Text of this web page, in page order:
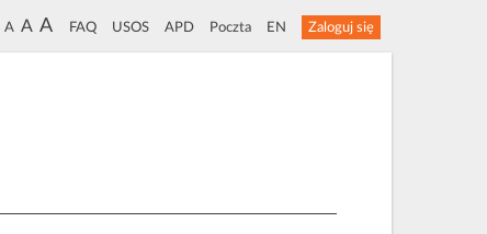
A A A FAQ USOS APD Poczta EN Zaloguj się